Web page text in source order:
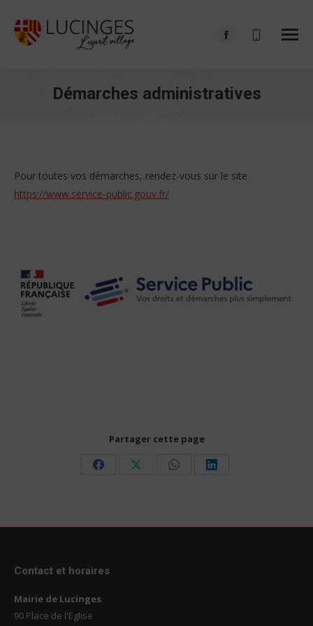
Facebook
in
Démarches administratives
Pour toutes vos démarches, rendez-vous sur le site
https://www.service-public.gouv.fr/
Partager cette page
Share
Share
Share
Share
Contact et horaires
Mairie de Lucinges
90 Place de l'Eglise